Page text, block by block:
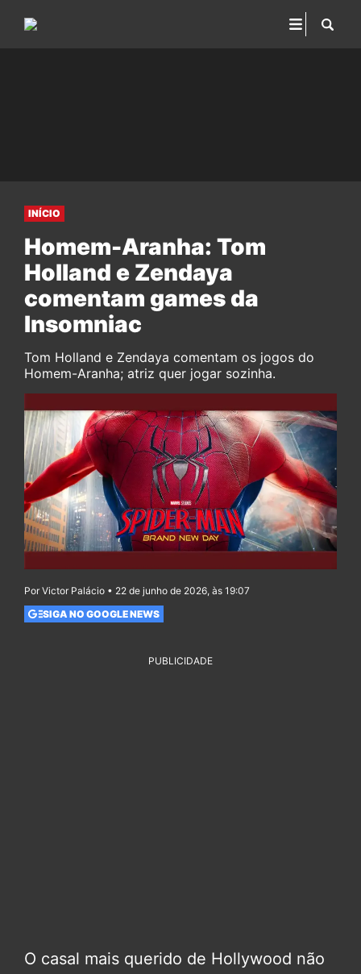
INÍCIO
Homem-Aranha: Tom
Holland e Zendaya
comentam games da
Insomniac
Tom Holland e Zendaya comentam os jogos do
Homem-Aranha; atriz quer jogar sozinha.
Por Victor Palácio • 22 de junho de 2026, às 19:07
SIGA NO GOOGLE NEWS
PUBLICIDADE
O casal mais querido de Hollywood não